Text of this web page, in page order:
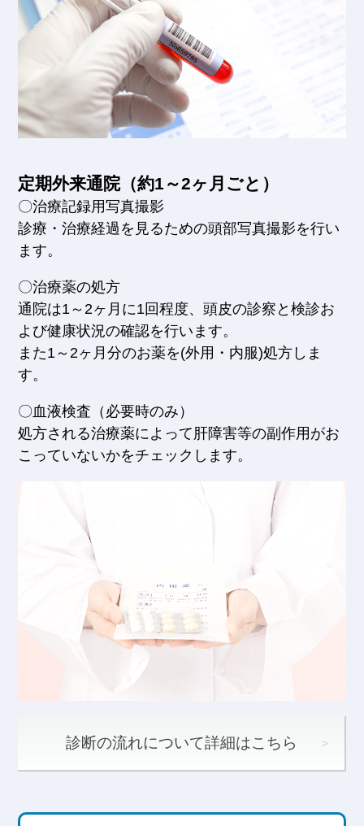
定期外来通院（約1～2ヶ月ごと）
〇治療記録用写真撮影
診療・治療経過を見るための頭部写真撮影を行い
ます。
〇治療薬の処方
通院は1～2ヶ月に1回程度、頭皮の診察と検診お
よび健康状況の確認を行います。
また1～2ヶ月分のお薬を(外用・内服)処方しま
す。
〇血液検査（必要時のみ）
処方される治療薬によって肝障害等の副作用がお
こっていないかをチェックします。
診断の流れについて詳細はこちら